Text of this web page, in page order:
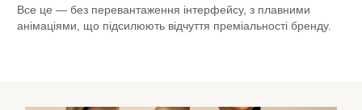
Все це — без перевантаження інтерфейсу, з плавними
анімаціями, що підсилюють відчуття преміальності бренду.